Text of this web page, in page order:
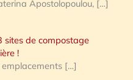
Apostolopoulou, […]
sites de compostage
!
[…]